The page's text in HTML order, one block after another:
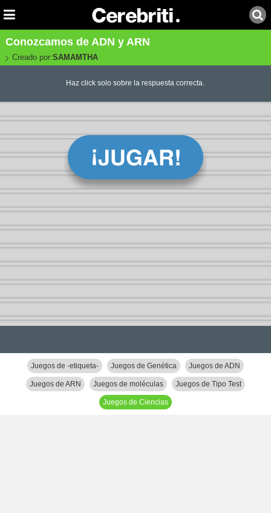
Conozcamos de ADN y ARN
Creado por:SAMAMTHA
Haz click solo sobre la respuesta correcta.
Juegos de -etiqueta- Juegos de Genética Juegos de ADN
Juegos de ARN Juegos de moléculas Juegos de Tipo Test
Juegos de Ciencias